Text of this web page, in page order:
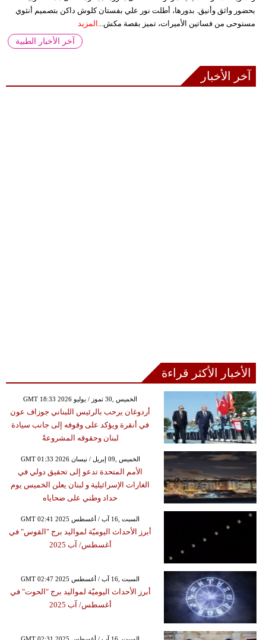
بحضور واثق وأنيق. بدورها، أطلت نور علي بفستان كلوش داكن بتصميم أنثوي
مستوحى من فساتين الأميرات، تميز بقصة مكش...
المزيد
آخر الأخبار الطبية
آخر الأخبار
الأخبار الأكثر قراءة
GMT 18:33 2026 الخميس ,30 تموز / يوليو
أردوغان يرحب بالرئيس اللبناني جوزاف عون
في أنقرة ويؤكد على وقوفه إلى جانب سيادة
لبنان وحقوقه المشروعةً
GMT 01:33 2026 الخميس ,09 إبريل / نيسان
الأمم المتحدة تدعو إلى تحقيق دولي في
الغارات الإسرائيلية و لبنان يعلن الخميس يوم
حداد وطني على ضحاياه
GMT 02:41 2025 السبت ,16 آب / أغسطس
أبرز الأحداث اليوميّة لمواليد برج "القوس" في
أغسطس/ آب 2025
GMT 02:47 2025 السبت ,16 آب / أغسطس
أبرز الأحداث اليوميّة لمواليد برج "الحوت" في
أغسطس/ آب 2025